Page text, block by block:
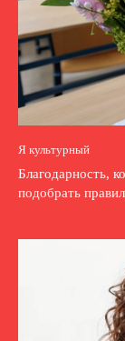
Я культурный
Благодарность,
подобрать